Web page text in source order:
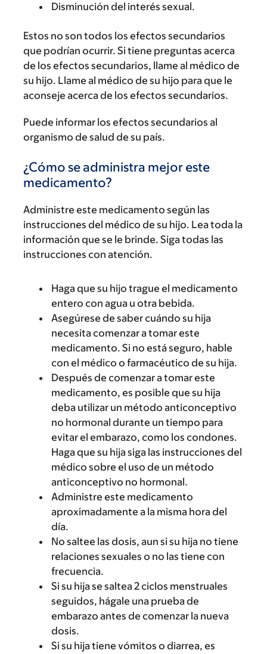
Disminución del interés sexual.
Estos no son todos los efectos secundarios
que podrían ocurrir. Si tiene preguntas acerca
de los efectos secundarios, llame al médico de
su hijo. Llame al médico de su hijo para que le
aconseje acerca de los efectos secundarios.
Puede informar los efectos secundarios al
organismo de salud de su país.
¿Cómo se administra mejor este
medicamento?
Administre este medicamento según las
instrucciones del médico de su hijo. Lea toda la
información que se le brinde. Siga todas las
instrucciones con atención.
Haga que su hijo trague el medicamento
entero con agua u otra bebida.
Asegúrese de saber cuándo su hija
necesita comenzar a tomar este
medicamento. Si no está seguro, hable
con el médico o farmacéutico de su hija.
Después de comenzar a tomar este
medicamento, es posible que su hija
deba utilizar un método anticonceptivo
no hormonal durante un tiempo para
evitar el embarazo, como los condones.
Haga que su hija siga las instrucciones del
médico sobre el uso de un método
anticonceptivo no hormonal.
Administre este medicamento
aproximadamente a la misma hora del
día.
No saltee las dosis, aun si su hija no tiene
relaciones sexuales o no las tiene con
frecuencia.
Si su hija se saltea 2 ciclos menstruales
seguidos, hágale una prueba de
embarazo antes de comenzar la nueva
dosis.
Si su hija tiene vómitos o diarrea, es